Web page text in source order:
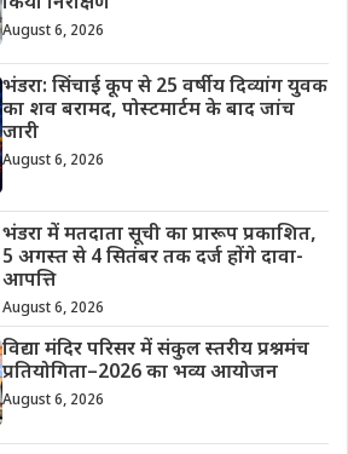
August 6, 2026
भंडरा: सिंचाई कूप से 25 वर्षीय दिव्यांग युवक
का शव बरामद, पोस्टमार्टम के बाद जांच
जारी
August 6, 2026
भंडरा में मतदाता सूची का प्रारूप प्रकाशित,
5 अगस्त से 4 सितंबर तक दर्ज होंगे दावा-
आपत्ति
August 6, 2026
विद्या मंदिर परिसर में संकुल स्तरीय प्रश्नमंच
प्रतियोगिता–2026 का भव्य आयोजन
August 6, 2026